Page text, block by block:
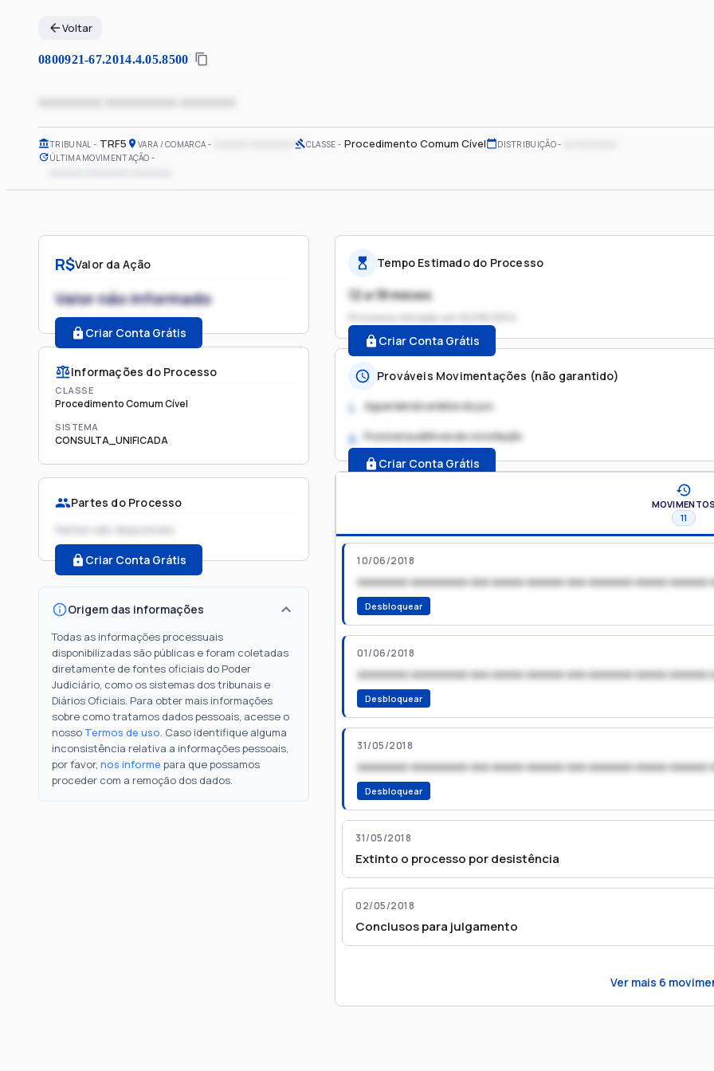
Voltar
0800921-67.2014.4.05.8500
xxxxxxxx xxxxxxxxx xxxxxxx
TRIBUNAL TRF5 VARA / COMARCA CLASSE Procedimento Comum Cível DISTRIBUIÇÃO
ÚLTIMA MOVIMENTAÇÃO
R$Valor da Ação
Valor não informado
Criar Conta Grátis
Informações do Processo
CLASSE
Procedimento Comum Cível
SISTEMA
CONSULTA_UNIFICADA
Partes do Processo
Partes não disponíveis
Criar Conta Grátis
Origem das informações
Todas as informações processuais
disponibilizadas são públicas e foram coletadas
diretamente de fontes oficiais do Poder
Judiciário, como os sistemas dos tribunais e
Diários Oficiais. Para obter mais informações
sobre como tratamos dados pessoais, acesse o
nosso Termos de uso. Caso identifique alguma
inconsistência relativa a informações pessoais,
por favor, nos informe para que possamos
proceder com a remoção dos dados.
Tempo Estimado do Processo
12 a 18 meses
Processo iniciado em
Criar Conta Grátis
Prováveis Movimentações (não garantido)
1. Aguardando análise do juiz
2. Possível audiência de conciliação
Criar Conta Grátis
MOVIMENTOS
11
10/06/2018
xxxxxxxx xxxxxxxxx xxx xxxxx xxxxxx xxx xxxxxxx xxxxx xxxxxx
Desbloquear
01/06/2018
xxxxxxxx xxxxxxxxx xxx xxxxx xxxxxx xxx xxxxxxx xxxxx xxxxxx
Desbloquear
31/05/2018
xxxxxxxx xxxxxxxxx xxx xxxxx xxxxxx xxx xxxxxxx xxxxx xxxxxx
Desbloquear
31/05/2018
Extinto o processo por desistência
02/05/2018
Conclusos para julgamento
Ver mais 6